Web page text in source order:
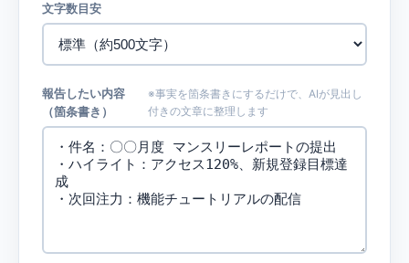
文字数目安
報告したい内容
（箇条書き）
※事実を箇条書きにするだけで、AIが見出し
付きの文章に整理します